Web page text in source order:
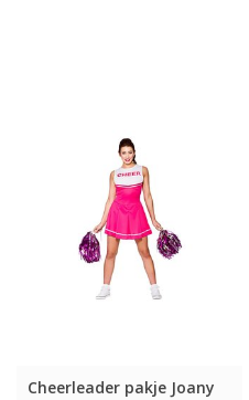
Cheerleader pakje Joany